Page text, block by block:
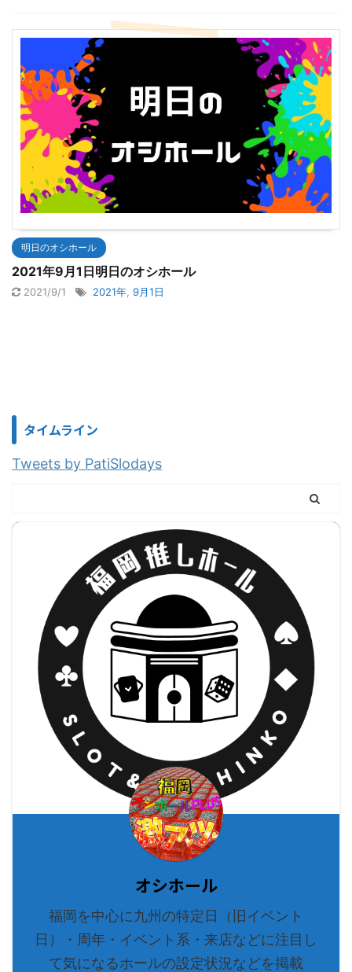
明日のオシホール
2021年9月1日明日のオシホール
2021/9/1 2021年 9月1日
タイムライン
Tweets by PatiSlodays
オシホール
福岡を中心に九州の特定日（旧イベント
日）・周年・イベント系・来店などに注目し
て気になるホールの設定状況などを掲載